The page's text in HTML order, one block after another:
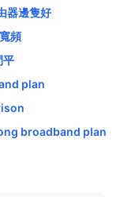
器邊隻好
頻
平
plan
broadband plan